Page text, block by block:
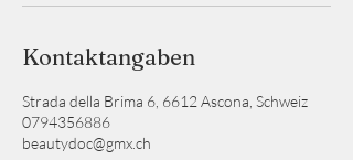
Kontaktangaben
Strada della Brima 6, 6612 Ascona, Schweiz
0794356886
beautydoc@gmx.ch